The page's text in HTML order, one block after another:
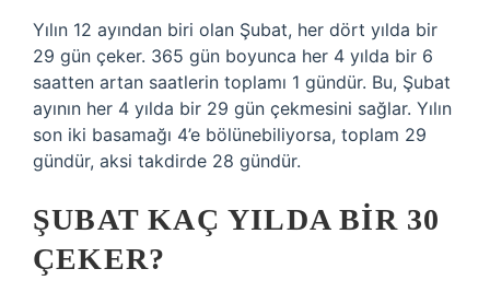
Yılın 12 ayından biri olan Şubat, her dört yılda bir
29 gün çeker. 365 gün boyunca her 4 yılda bir 6
saatten artan saatlerin toplamı 1 gündür. Bu, Şubat
ayının her 4 yılda bir 29 gün çekmesini sağlar. Yılın
son iki basamağı 4’e bölünebiliyorsa, toplam 29
gündür, aksi takdirde 28 gündür.
ŞUBAT KAÇ YILDA BIR 30
ÇEKER?